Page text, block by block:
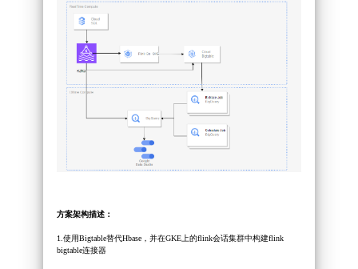
方案架构描述：
1.使用Bigtable替代Hbase，并在GKE上的flink会话集群中构建flink
bigtable连接器